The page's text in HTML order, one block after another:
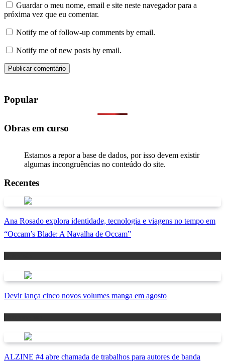
Guardar o meu nome, email e site neste navegador para a
próxima vez que eu comentar.
Notify me of follow-up comments by email.
Notify me of new posts by email.
Popular
Obras em curso
Estamos a repor a base de dados, por isso devem existir
algumas incongruências no conteúdo do site.
Recentes
Ana Rosado explora identidade, tecnologia e viagens no tempo em
“Occam’s Blade: A Navalha de Occam”
Devir lança cinco novos volumes manga em agosto
ALZINE #4 abre chamada de trabalhos para autores de banda